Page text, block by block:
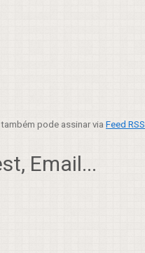
pode assinar via Feed RSS
Email...